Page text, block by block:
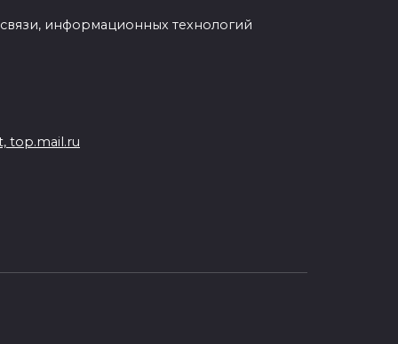
информационных технологий
top.mail.ru